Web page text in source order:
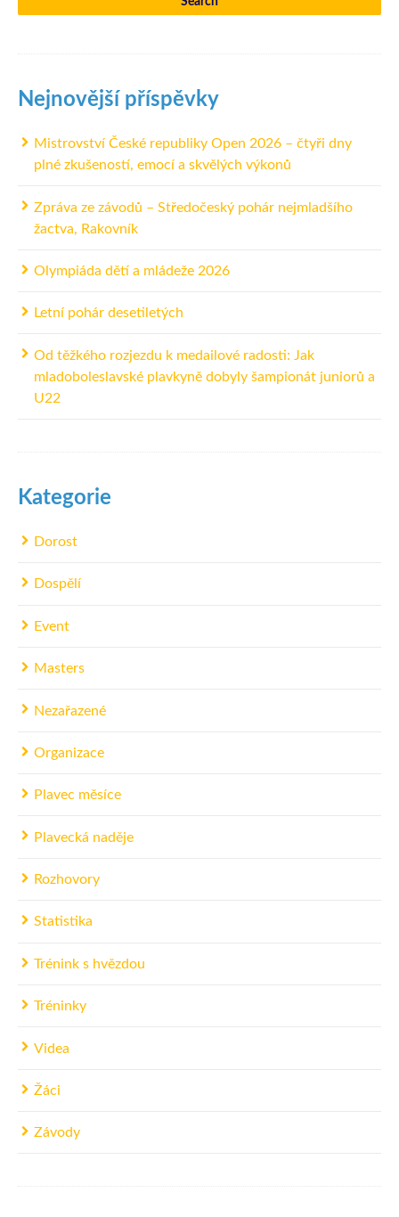
Nejnovější příspěvky
Mistrovství České republiky Open 2026 – čtyři dny
plné zkušeností, emocí a skvělých výkonů
Zpráva ze závodů – Středočeský pohár nejmladšího
žactva, Rakovník
Olympiáda dětí a mládeže 2026
Letní pohár desetiletých
Od těžkého rozjezdu k medailové radosti: Jak
mladoboleslavské plavkyně dobyly šampionát juniorů a
U22
Kategorie
Dorost
Dospělí
Event
Masters
Nezařazené
Organizace
Plavec měsíce
Plavecká naděje
Rozhovory
Statistika
Trénink s hvězdou
Tréninky
Videa
Žáci
Závody